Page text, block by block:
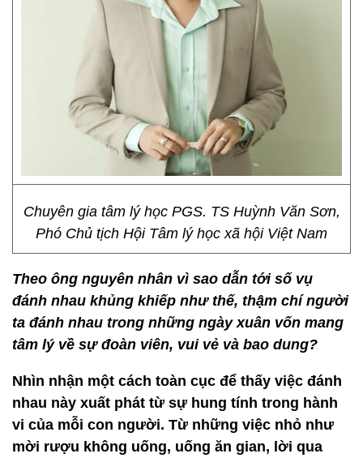
Chuyên gia tâm lý học PGS. TS Huỳnh Văn Sơn,
Phó Chủ tịch Hội Tâm lý học xã hội Việt Nam
Theo ông nguyên nhân vì sao dẫn tới số vụ
đánh nhau khủng khiếp như thế, thậm chí người
ta đánh nhau trong những ngày xuân vốn mang
tâm lý về sự đoàn viên, vui vẻ và bao dung?
Nhìn nhận một cách toàn cục để thấy việc đánh
nhau này xuất phát từ sự hung tính trong hành
vi của mỗi con người. Từ những việc nhỏ như
mời rượu không uống, uống ăn gian, lời qua